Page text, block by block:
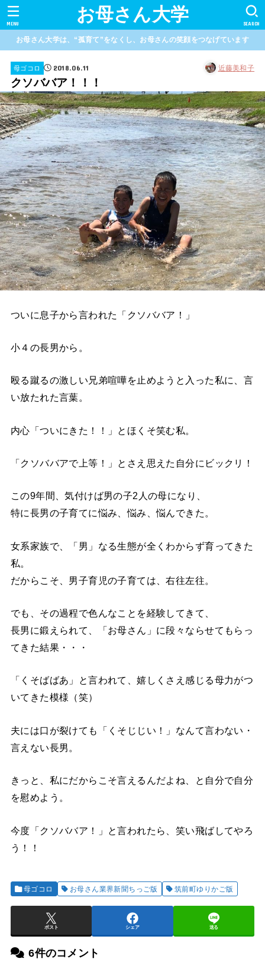
お母さん大学 SEARCH
MENU
お母さん大学は、“孤育て”をなくし、お母さんの笑顔をつなげています
母ゴコロ 2018.06.11 近藤美和子
クソババア！！！
ついに息子から言われた「クソババア！」
小４の長男から。
殴る蹴るの激しい兄弟喧嘩を止めようと入った私に、言
い放たれた言葉。
内心「ついにきた！！」とほくそ笑む私。
「クソババアで上等！」とさえ思えた自分にビックリ！
この9年間、気付けば男の子2人の母になり、
特に長男の子育てに悩み、悩み、悩んできた。
女系家族で、「男」なる生態が全くわからず育ってきた
私。
だからこそ、男子育児の子育ては、右往左往。
でも、その過程で色んなことを経験してきて、
長男に鍛えられて、「お母さん」に段々ならせてもらっ
てきた結果・・・
「くそばばあ」と言われて、嬉しくさえ感じる母力がつ
いてきた模様（笑）
夫には口が裂けても「くそじじい！」なんて言わない・
言えない長男。
きっと、私にだからこそ言えるんだよね、と自分で自分
を慰めよう。
今度「クソババア！」と言われたら、笑い飛ばしてやろ
う！！
母ゴコロ お母さん業界新聞ちっご版 筑前町ゆりかご版
ポスト シェア 送る
6件のコメント